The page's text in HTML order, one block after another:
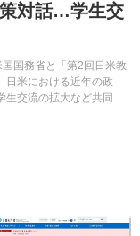
対話…学生交
国務省と「第2回日米教
日米における近年の政
生交流の拡大など共同声